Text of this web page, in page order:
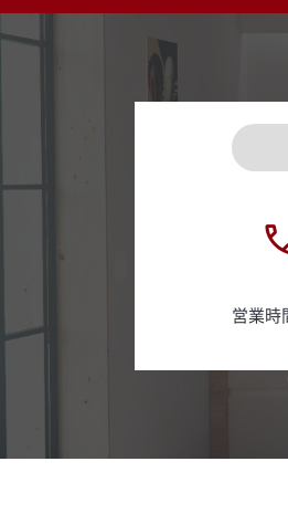
営業時